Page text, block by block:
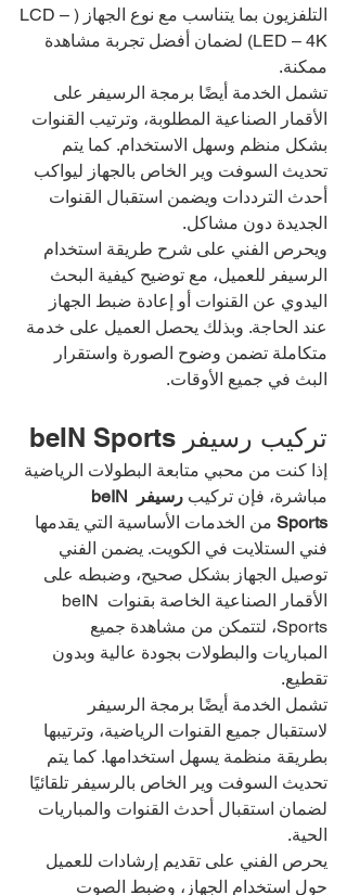
التلفزيون بما يتناسب مع نوع الجهاز (LCD –
LED – 4K) لضمان أفضل تجربة مشاهدة
ممكنة.
تشمل الخدمة أيضًا برمجة الرسيفر على
الأقمار الصناعية المطلوبة، وترتيب القنوات
بشكل منظم وسهل الاستخدام. كما يتم
تحديث السوفت وير الخاص بالجهاز ليواكب
أحدث الترددات ويضمن استقبال القنوات
الجديدة دون مشاكل.
ويحرص الفني على شرح طريقة استخدام
الرسيفر للعميل، مع توضيح كيفية البحث
اليدوي عن القنوات أو إعادة ضبط الجهاز
عند الحاجة. وبذلك يحصل العميل على خدمة
متكاملة تضمن وضوح الصورة واستقرار
البث في جميع الأوقات.
تركيب رسيفر beIN Sports
إذا كنت من محبي متابعة البطولات الرياضية
مباشرة، فإن تركيب
رسيفر beIN
Sports من الخدمات الأساسية التي يقدمها
فني الستلايت في الكويت. يضمن الفني
توصيل الجهاز بشكل صحيح، وضبطه على
الأقمار الصناعية الخاصة بقنوات beIN
Sports، لتتمكن من مشاهدة جميع
المباريات والبطولات بجودة عالية وبدون
تقطيع.
تشمل الخدمة أيضًا برمجة الرسيفر
لاستقبال جميع القنوات الرياضية، وترتيبها
بطريقة منظمة يسهل استخدامها. كما يتم
تحديث السوفت وير الخاص بالرسيفر تلقائيًا
لضمان استقبال أحدث القنوات والمباريات
الحية.
يحرص الفني على تقديم إرشادات للعميل
حول استخدام الجهاز، وضبط الصوت